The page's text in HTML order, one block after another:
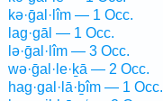
kə·ḡal·lîm — 1 Occ.
lag·gāl — 1 Occ.
lə·ḡal·lîm — 3 Occ.
wə·ḡal·le·ḵā — 2 Occ.
hag·gal·lā·ḇîm — 1 Occ.